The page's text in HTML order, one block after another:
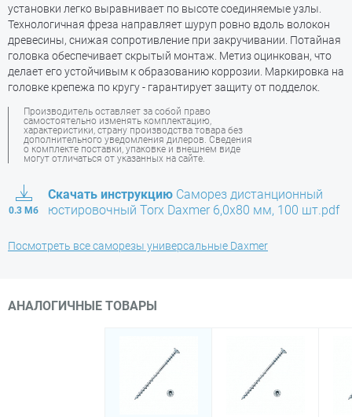
установки легко выравнивает по высоте соединяемые узлы.
Технологичная фреза направляет шуруп ровно вдоль волокон
древесины, снижая сопротивление при закручивании. Потайная
головка обеспечивает скрытый монтаж. Метиз оцинкован, что
делает его устойчивым к образованию коррозии. Маркировка на
головке крепежа по кругу - гарантирует защиту от подделок.
Производитель оставляет за собой право
самостоятельно изменять комплектацию,
характеристики, страну производства товара без
дополнительного уведомления дилеров. Сведения
о комплекте поставки, упаковке и внешнем виде
могут отличаться от указанных на сайте.
0.3 Мб
Скачать инструкцию Саморез дистанционный
юстировочный Torx Daxmer 6,0х80 мм, 100 шт.pdf
Посмотреть все саморезы универсальные Daxmer
АНАЛОГИЧНЫЕ ТОВАРЫ